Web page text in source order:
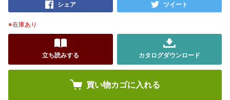
シェア ツイート
※在庫あり
立ち読みする カタログダウンロード